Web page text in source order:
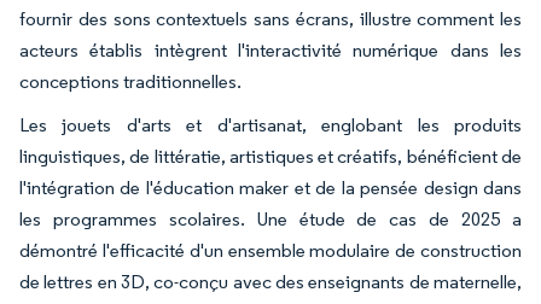
fournir des sons contextuels sans écrans, illustre comment les
acteurs établis intègrent l'interactivité numérique dans les
conceptions traditionnelles.
Les jouets d'arts et d'artisanat, englobant les produits
linguistiques, de littératie, artistiques et créatifs, bénéficient de
l'intégration de l'éducation maker et de la pensée design dans
les programmes scolaires. Une étude de cas de 2025 a
démontré l'efficacité d'un ensemble modulaire de construction
de lettres en 3D, co-conçu avec des enseignants de maternelle,